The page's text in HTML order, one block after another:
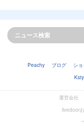
Peachy ブログ シ
運営会社
livedoor